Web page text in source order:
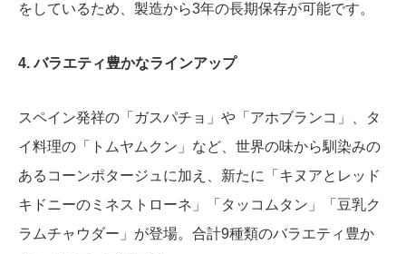
をしているため、製造から3年の長期保存が可能です。
4. バラエティ豊かなラインアップ
スペイン発祥の「ガスパチョ」や「アホブランコ」、タ
イ料理の「トムヤムクン」など、世界の味から馴染みの
あるコーンポタージュに加え、新たに「キヌアとレッド
キドニーのミネストローネ」「タッコムタン」「豆乳ク
ラムチャウダー」が登場。合計9種類のバラエティ豊か